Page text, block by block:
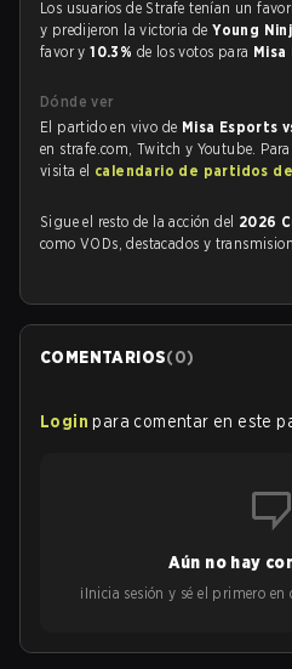
Los usuarios de Strafe tenían un
y predijeron la victoria deYoung
favor y10.3% de los votos para
Dónde ver
El partido en vivo de Misa Esports
en strafe.com, Twitch y Youtube.
visita el calendario de partidos de
Sigue el resto de la acción del 2026
como VODs, destacados y
COMENTARIOS(0)
Login para comentar en este
Aún no hay
¡Inicia sesión y sé el primero